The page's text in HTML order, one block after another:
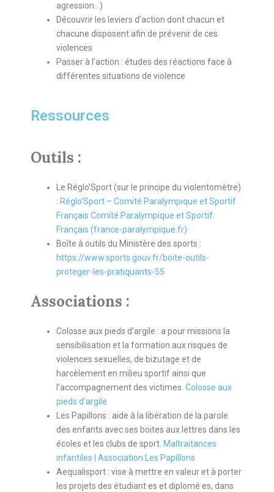
agression…)
Découvrir les leviers d’action dont chacun et
chacune disposent afin de prévenir de ces
violences
Passer à l’action : études des réactions face à
différentes situations de violence
Ressources
Outils :
Le Réglo’Sport (sur le principe du violentomètre)
: Réglo’Sport – Comité Paralympique et Sportif
Français Comité Paralympique et Sportif
Français (france-paralympique.fr)
Boîte à outils du Ministère des sports :
https://www.sports.gouv.fr/boite-outils-
proteger-les-pratiquants-55
Associations :
Colosse aux pieds d’argile : a pour missions la
sensibilisation et la formation aux risques de
violences sexuelles, de bizutage et de
harcèlement en milieu sportif ainsi que
l’accompagnement des victimes. Colosse aux
pieds d’argile
Les Papillons : aide à la libération de la parole
des enfants avec ses boites aux lettres dans les
écoles et les clubs de sport. Maltraitances
infantiles | Association Les Papillons
Aequalisport : vise à mettre en valeur et à porter
les projets des étudiant·es et diplomé·es, dans